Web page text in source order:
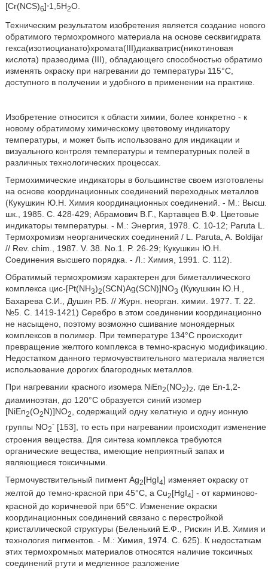
[Cr(NCS)6]⋅1,5H2O.
Техническим результатом изобретения является создание нового
обратимого термохромного материала на основе сесквигидрата
гекса(изотиоцианато)хромата(III)диакватрис(никотиновая
кислота) празеодима (III), обладающего способностью обратимо
изменять окраску при нагревании до температуры 115°С,
доступного в получении и удобного в применении на практике.
Изобретение относится к области химии, более конкретно - к
новому обратимому химическому цветовому индикатору
температуры, и может быть использовано для индикации и
визуального контроля температуры и температурных полей в
различных технологических процессах.
Термохимические индикаторы в большинстве своем изготовлены
на основе координационных соединений переходных металлов
(Кукушкин Ю.Н. Химия координационных соединений. - М.: Высш.
шк., 1985. С. 428-429; Абрамович В.Г., Картавцев В.Ф. Цветовые
индикаторы температуры. - М.: Энергия, 1978. С. 10-12; Paruta L.
Термохромизм неорганических соединений / L. Paruta, A. Boldijar
// Rev. chim., 1987. V. 38. No.1. P. 26-29; Кукушкин Ю.Н.
Соединения высшего порядка. - Л.: Химия, 1991. С. 112).
Обратимый термохромизм характерен для биметаллического
комплекса цис-[Pt(NH3)2(SCN)Ag(SCN)]NO3 (Кукушкин Ю.Н.,
Бахарева С.И., Душин Р.Б. // Журн. неорган. химии. 1977. Т. 22.
№5. С. 1419-1421) Серебро в этом соединении координационно
не насыщено, поэтому возможно сшивание моноядерных
комплексов в полимер. При температуре 134°С происходит
превращение желтого комплекса в темно-красную модификацию.
Недостатком данного термочувствительного материала является
использование дорогих благородных металлов.
При нагревании красного изомера NiEn2(NO2)2, где En-1,2-
диаминоэтан, до 120°С образуется синий изомер
[NiEn2(O2N)]NO2
, содержащий одну хелатную и одну ионную
группы NO2
-[153], то есть при нагревании происходит изменение
строения вещества. Для синтеза комплекса требуются
органические вещества, имеющие неприятный запах и
являющиеся токсичными.
Термочувствительный пигмент Ag2[HgI4] изменяет окраску от
желтой до темно-красной при 45°С, a Cu2[HgI4] - от карминово-
красной до коричневой при 65°С. Изменение окраски
координационных соединений связано с перестройкой
кристаллической структуры (Беленький Е.Ф., Рискин И.В. Химия и
технология пигментов. - М.: Химия, 1974. С. 625). К недостаткам
этих термохромных материалов относятся наличие токсичных
соединений ртути и медленное разложение